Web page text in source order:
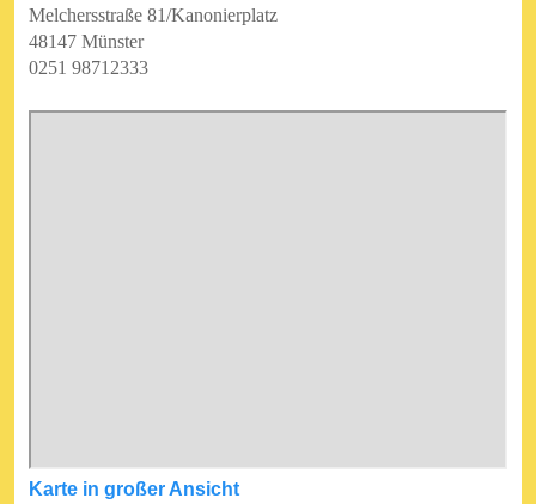
Melchersstraße 81/Kanonierplatz
48147 Münster
0251 98712333
Karte in großer Ansicht